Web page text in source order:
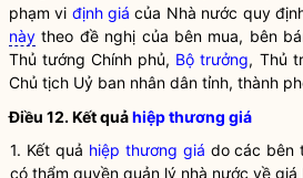
phạm vi định giá của Nhà nước quy
này theo đề nghị của bên mua, bên
Thủ tướng Chính phủ, Bộ trưởng, Thủ
Chủ tịch Uỷ ban nhân dân tỉnh, thành
Điều 12. Kết quảhiệp thương giá
1. Kết quả hiệp thương giá do các bên
có thẩm quyền quản lý nhà nước về giá